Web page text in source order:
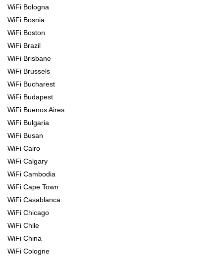
WiFi Bologna
WiFi Bosnia
WiFi Boston
WiFi Brazil
WiFi Brisbane
WiFi Brussels
WiFi Bucharest
WiFi Budapest
WiFi Buenos Aires
WiFi Bulgaria
WiFi Busan
WiFi Cairo
WiFi Calgary
WiFi Cambodia
WiFi Cape Town
WiFi Casablanca
WiFi Chicago
WiFi Chile
WiFi China
WiFi Cologne